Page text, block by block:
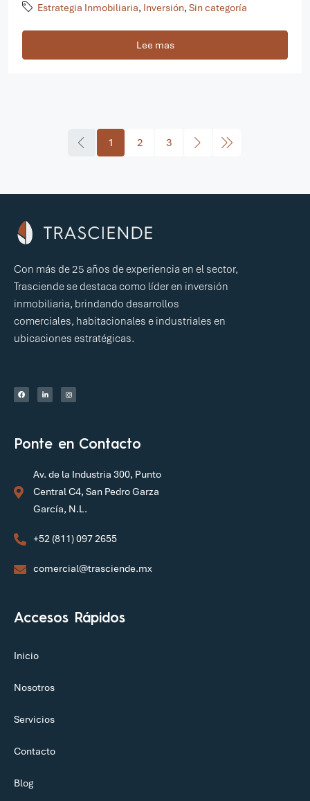
Estrategia Inmobiliaria, Inversión, Sin categoría
Lee mas
1 2 3
Con más de 25 años de experiencia en el sector,
Trasciende se destaca como líder en inversión
inmobiliaria, brindando desarrollos
comerciales, habitacionales e industriales en
ubicaciones estratégicas.
Ponte en Contacto
Av. de la Industria 300, Punto
Central C4, San Pedro Garza
García, N.L.
+52 (811) 097 2655
comercial@trasciende.mx
Accesos Rápidos
Inicio
Nosotros
Servicios
Contacto
Blog